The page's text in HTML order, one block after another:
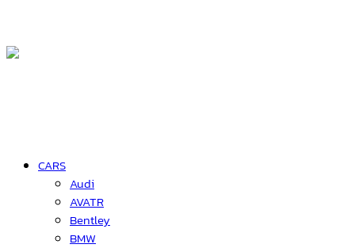
CARS
Audi
AVATR
Bentley
BMW